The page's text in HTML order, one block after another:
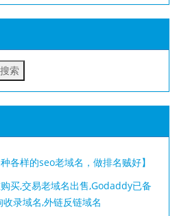
各样的seo老域名，做排名贼好】
买,交易老域名出售,Godaddy已备
录域名,外链反链域名